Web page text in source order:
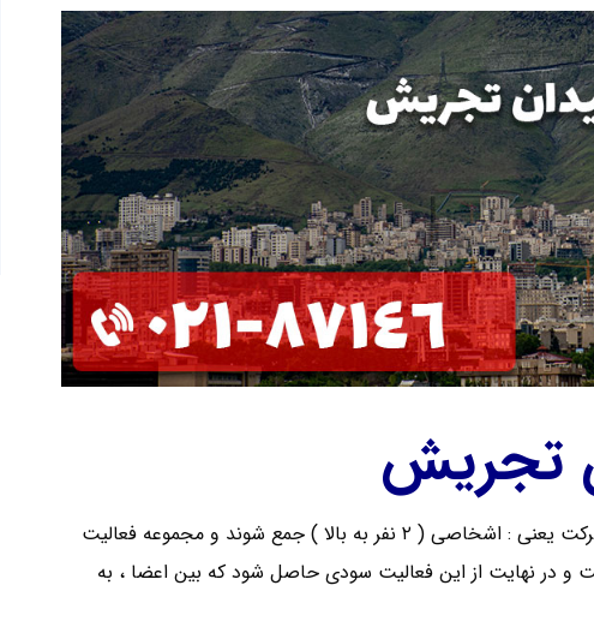
تجریش
با واژه شرکت هر روز مواجه میشوید . به طور کلی و خلاصه شرکت یعنی : اشخاصی ( ۲ نفر به بالا ) جمع شوند و مجموعه فعالیت
و در نهایت از این فعالیت سودی حاصل شود که بین اعضا ، به